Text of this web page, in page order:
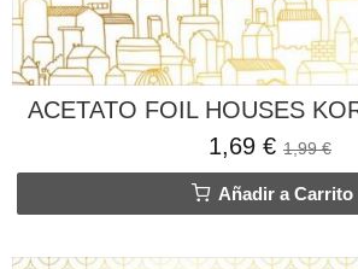
ACETATO FOIL HOUSES
1,69 € 1,99 €
Añadir a Carrito